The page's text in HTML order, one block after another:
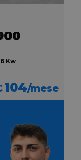
Kw
104/mese